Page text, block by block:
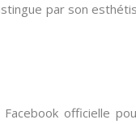
par son
officielle